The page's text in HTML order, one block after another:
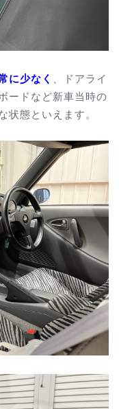
に少なく
、ドアライ
ードなど新車当時の
態といえます。